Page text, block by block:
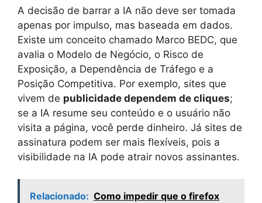
A decisão de barrar a IA não deve ser tomada
apenas por impulso, mas baseada em dados.
Existe um conceito chamado Marco BEDC, que
avalia o Modelo de Negócio, o Risco de
Exposição, a Dependência de Tráfego e a
Posição Competitiva. Por exemplo, sites que
vivem de publicidade dependem de cliques;
se a IA resume seu conteúdo e o usuário não
visita a página, você perde dinheiro. Já sites de
assinatura podem ser mais flexíveis, pois a
visibilidade na IA pode atrair novos assinantes.
Relacionado: Como impedir que o firefox